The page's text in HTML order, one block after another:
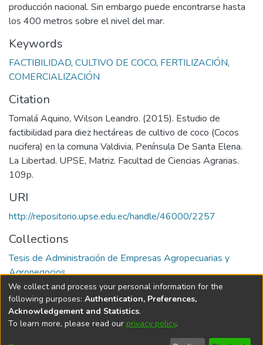
producción nacional. Sin embargo puede encontrarse hasta
los 400 metros sobre el nivel del mar.
Keywords
FACTIBILIDAD, CULTIVO DE COCO, FERTILIZACIÓN,
COMERCIALIZACIÓN
Citation
Tomalá Aquino, Wilson Leandro. (2015). Estudio de
factibilidad para diez hectáreas de cultivo de coco (Cocos
nucifera) en la comuna Valdivia, Península De Santa Elena.
La Libertad. UPSE, Matriz. Facultad de Ciencias Agrarias.
109p.
URI
http://repositorio.upse.edu.ec/handle/46000/2257
Collections
Tesis de Administración de Empresas Agropecuarias y
Agronegocios
Full item page
DSpace softwarecopyright © 2002-2026
We collect and process your personal information for the
following purposes: Authentication, Preferences,
Acknowledgement and Statistics.
To learn more, please read our privacy policy.